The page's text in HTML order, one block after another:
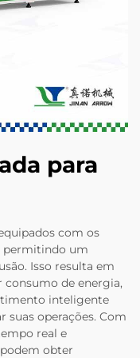
para
com os
permitindo um
Isso resulta em
de energia,
inteligente
suas operações. Com
real e
obter